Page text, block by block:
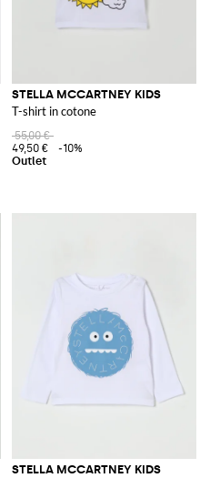
STELLA MCCARTNEY KIDS
T-shirt in cotone
55,00 €
49,50 €
-10%
STELLA MCCARTNEY KIDS